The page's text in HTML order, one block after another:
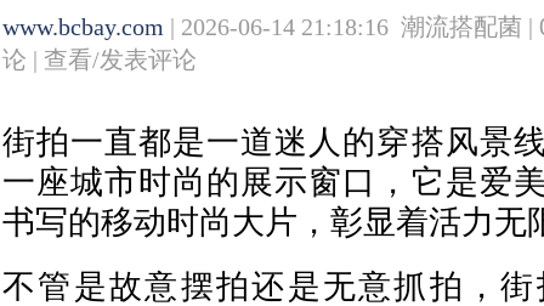
www.bcbay.com | 2026-06-14 21:18:16 潮流搭配菌 |
论 | 查看/发表评论
街拍一直都是一道迷人的穿搭风景
一座城市时尚的展示窗口，它是爱
书写的移动时尚大片，彰显着活力无
不管是故意摆拍还是无意抓拍，